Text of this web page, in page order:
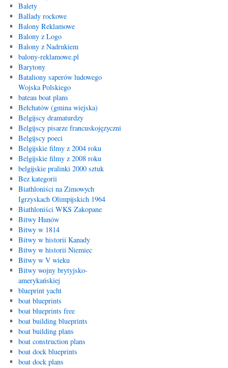
Balety
Ballady rockowe
Balony Reklamowe
Balony z Logo
Balony z Nadrukiem
balony-reklamowe.pl
Barytony
Bataliony saperów ludowego
Wojska Polskiego
bateau boat plans
Bełchatów (gmina wiejska)
Belgijscy dramaturdzy
Belgijscy pisarze francuskojęzyczni
Belgijscy poeci
Belgijskie filmy z 2004 roku
Belgijskie filmy z 2008 roku
belgijskie pralinki 2000 sztuk
Bez kategorii
Biathloniści na Zimowych
Igrzyskach Olimpijskich 1964
Biathloniści WKS Zakopane
Bitwy Hunów
Bitwy w 1814
Bitwy w historii Kanady
Bitwy w historii Niemiec
Bitwy w V wieku
Bitwy wojny brytyjsko-
amerykańskiej
blueprint yacht
boat blueprints
boat blueprints free
boat building blueprints
boat building plans
boat construction plans
boat dock blueprints
boat dock plans